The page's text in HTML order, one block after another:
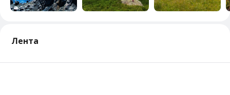
Лента